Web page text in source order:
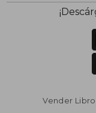
Vender